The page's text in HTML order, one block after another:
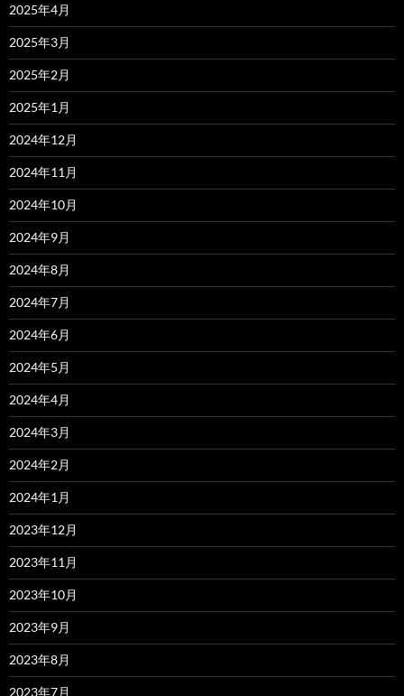
2025年4月
2025年3月
2025年2月
2025年1月
2024年12月
2024年11月
2024年10月
2024年9月
2024年8月
2024年7月
2024年6月
2024年5月
2024年4月
2024年3月
2024年2月
2024年1月
2023年12月
2023年11月
2023年10月
2023年9月
2023年8月
2023年7月